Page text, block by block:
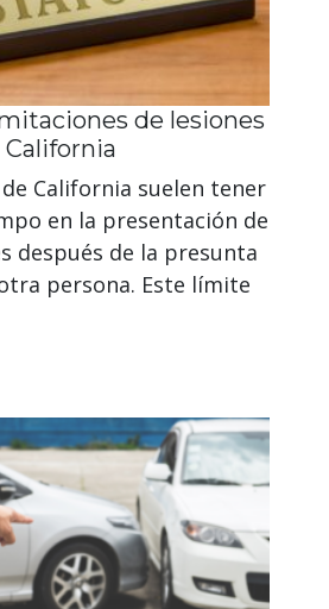
de lesiones
California
California suelen tener
en la presentación de
después de la presunta
persona. Este límite